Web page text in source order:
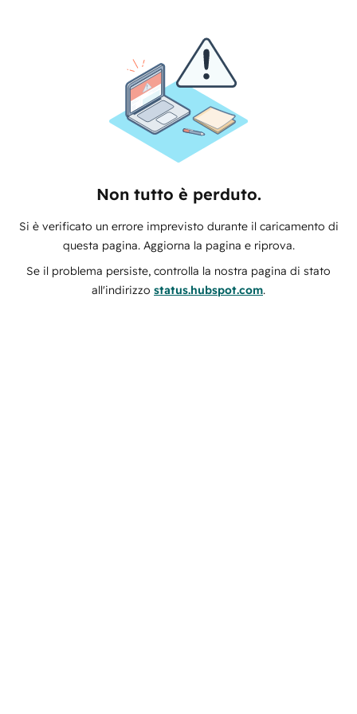
Non tutto è perduto.
Si è verificato un errore imprevisto durante il caricamento di
questa pagina. Aggiorna la pagina e riprova.
Se il problema persiste, controlla la nostra pagina di stato
all'indirizzo status.hubspot.com.